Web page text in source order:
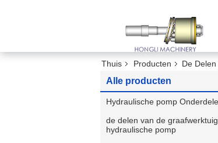
Thuis Producten De
Alle producten
Hydraulische pomp
de delen van de graafwerktuig
hydraulische pomp